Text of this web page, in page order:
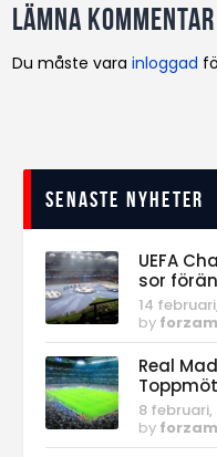
Lämna kommentar
Du måste varainloggad
Senaste nyheter
UEFA
sor
14
by
Real
8 februari,
by